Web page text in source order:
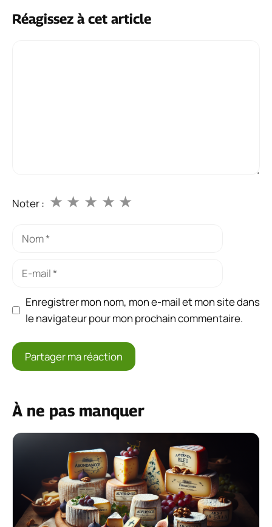
Réagissez à cet article
Noter : ★
★
★
★
★
Nom
Enregistrer mon nom, mon e-mail et mon site dans
le navigateur pour mon prochain commentaire.
À ne pas manquer